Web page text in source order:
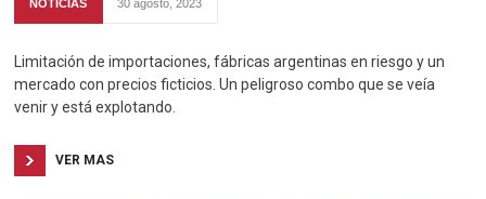
NOTICIAS 30 agosto, 2023
Limitación de importaciones, fábricas argentinas en riesgo y un
mercado con precios ficticios. Un peligroso combo que se veía
venir y está explotando.
VER MAS